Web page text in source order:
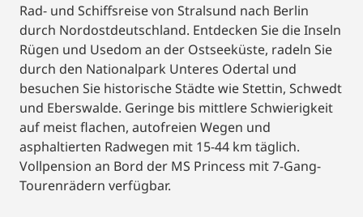
Rad- und Schiffsreise von Stralsund nach Berlin
durch Nordostdeutschland. Entdecken Sie die Inseln
Rügen und Usedom an der Ostseeküste, radeln Sie
durch den Nationalpark Unteres Odertal und
besuchen Sie historische Städte wie Stettin, Schwedt
und Eberswalde. Geringe bis mittlere Schwierigkeit
auf meist flachen, autofreien Wegen und
asphaltierten Radwegen mit 15-44 km täglich.
Vollpension an Bord der MS Princess mit 7-Gang-
Tourenrädern verfügbar.